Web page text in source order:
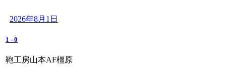
2026年8月1日
1 - 0
鞄工房山本AF橿原